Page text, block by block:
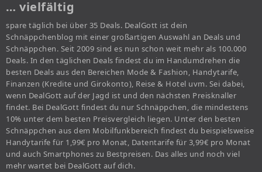
… vielfältig
spare täglich bei über 35 Deals. DealGott ist dein
Schnäppchenblog mit einer großartigen Auswahl an Deals und
Schnäppchen. Seit 2009 sind es nun schon weit mehr als 100.000
Deals. In den täglichen Deals findest du im Handumdrehen die
besten Deals aus den Bereichen Mode & Fashion, Handytarife,
Finanzen (Kredite und Girokonto), Reise & Hotel uvm. Sei dabei,
wenn DealGott auf der Jagd ist und den nächsten Preisknaller
findet. Bei DealGott findest du nur Schnäppchen, die mindestens
10% unter dem besten Preisvergleich liegen. Unter den besten
Schnäppchen aus dem Mobilfunkbereich findest du beispielsweise
Handytarife für 1,99€ pro Monat, Datentarife für 3,99€ pro Monat
und auch Smartphones zu Bestpreisen. Das alles und noch viel
mehr wartet bei DealGott auf dich.